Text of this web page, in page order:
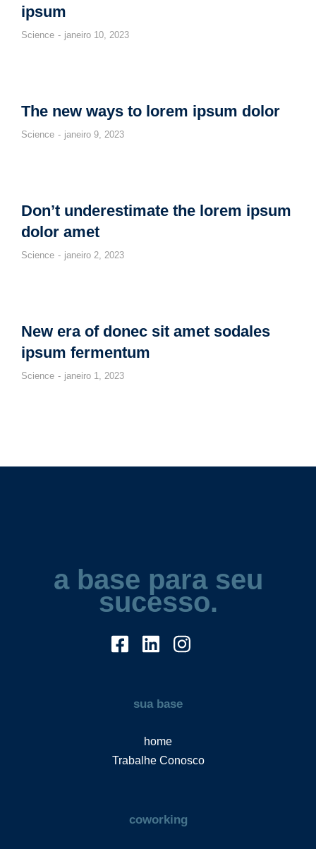
ipsum
Science janeiro 10, 2023
The new ways to lorem ipsum dolor
Science janeiro 9, 2023
Don’t underestimate the lorem ipsum
dolor amet
Science janeiro 2, 2023
New era of donec sit amet sodales
ipsum fermentum
Science janeiro 1, 2023
a base para seu
sucesso.
sua base
home
Trabalhe Conosco
coworking